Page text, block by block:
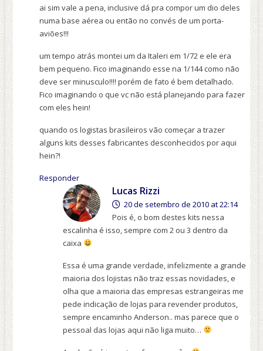
ai sim vale a pena, inclusive dá pra compor um dio deles
numa base aérea ou então no convés de um porta-
aviões!!!
um tempo atrás montei um da Italeri em 1/72 e ele era
bem pequeno. Fico imaginando esse na 1/144 como não
deve ser minusculo!!!! porém de fato é bem detalhado.
Fico imaginando o que vc não está planejando para fazer
com eles hein!
quando os logistas brasileiros vão começar a trazer
alguns kits desses fabricantes desconhecidos por aqui
hein?!
Responder
Lucas Rizzi
20 de setembro de 2010 at 22:14
Pois é, o bom destes kits nessa
escalinha é isso, sempre com 2 ou 3 dentro da
caixa
Essa é uma grande verdade, infelizmente a grande
maioria dos lojistas não traz essas novidades, e
olha que a maioria das empresas estrangeiras me
pede indicação de lojas para revender produtos,
sempre encaminho Anderson.. mas parece que o
pessoal das lojas aqui não liga muito…